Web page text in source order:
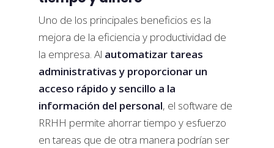
Uno de los principales beneficios es la
mejora de la eficiencia y productividad de
la empresa. Al automatizar tareas
administrativas y proporcionar un
acceso rápido y sencillo a la
información del personal, el software de
RRHH permite ahorrar tiempo y esfuerzo
en tareas que de otra manera podrían ser